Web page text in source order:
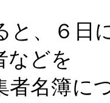
、６日
などを
者名簿に